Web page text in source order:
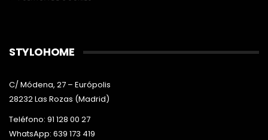
STYLOHOME
C/ Módena, 27 – Európolis
28232 Las Rozas (Madrid)
Teléfono: 91 128 00 27
WhatsApp: 639 173 419